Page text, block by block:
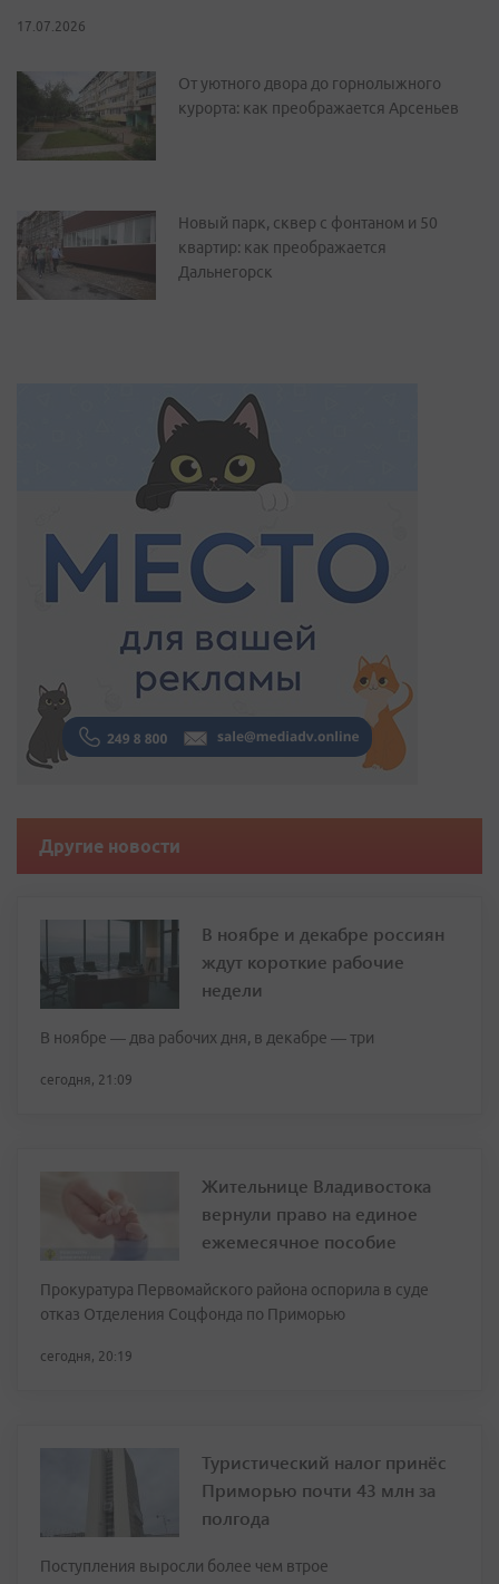
17.07.2026
От уютного двора до горнолыжного
курорта: как преображается Арсеньев
Новый парк, сквер с фонтаном и 50
квартир: как преображается
Дальнегорск
Другие новости
В ноябре и декабре россиян
ждут короткие рабочие
недели
В ноябре — два рабочих дня, в декабре — три
сегодня, 21:09
Жительнице Владивостока
вернули право на единое
ежемесячное пособие
Прокуратура Первомайского района оспорила в суде
отказ Отделения Соцфонда по Приморью
сегодня, 20:19
Туристический налог принёс
Приморью почти 43 млн за
полгода
Поступления выросли более чем втрое